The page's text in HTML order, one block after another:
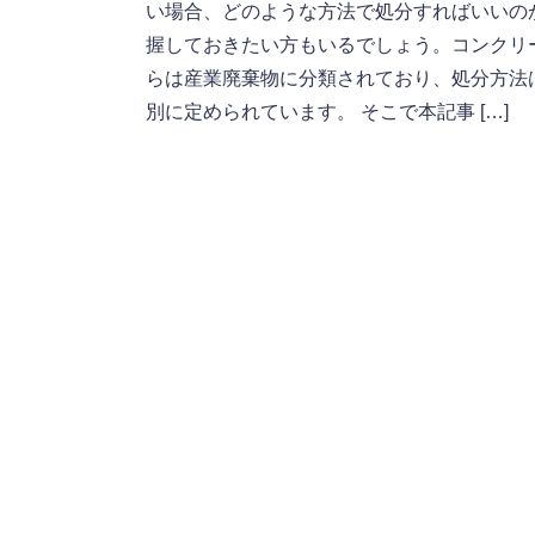
い場合、どのような方法で処分すればいいの
握しておきたい方もいるでしょう。コンクリ
らは産業廃棄物に分類されており、処分方法
別に定められています。 そこで本記事 […]